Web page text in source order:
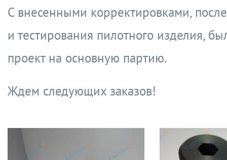
С внесенными корректировками,
и тестирования пилотного изделия,
проект на основную партию.
Ждем следующих заказов!